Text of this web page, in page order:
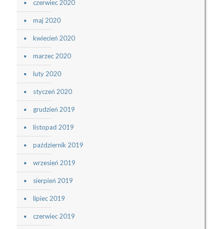
czerwiec 2020
maj 2020
kwiecień 2020
marzec 2020
luty 2020
styczeń 2020
grudzień 2019
listopad 2019
październik 2019
wrzesień 2019
sierpień 2019
lipiec 2019
czerwiec 2019